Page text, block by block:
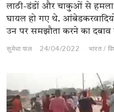
लाठी-डंडों और चाकुओं से हमला
घायल हो गए थे.
उन पर समझौता करने का दबाव
सुमेधा पाल 24/04/2022 भारत /